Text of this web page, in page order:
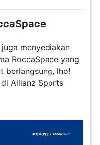
menyediakan
RoccaSpace yang
berlangsung, lho!
Allianz Sports